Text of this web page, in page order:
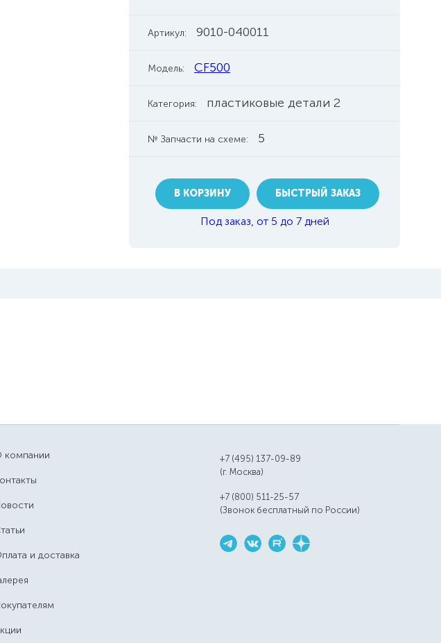
Артикул: 9010-040011
Модель: CF500
Категория: пластиковые детали 2
№ Запчасти на схеме: 5
В КОРЗИНУ БЫСТРЫЙ ЗАКАЗ
Под заказ, от 5 до 7 дней
компании
и доставка
+7 (495) 137-09-89
(г. Москва)
+7 (800) 511-25-57
(Звонок бесплатный по России)